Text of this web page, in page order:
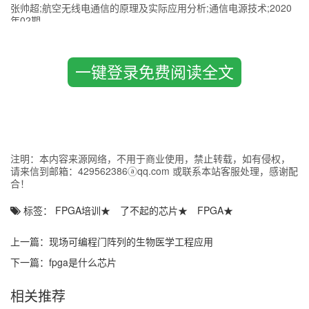
张帅超;航空无线电通信的原理及实际应用分析;通信电源技术;2020
年02期
曹岩;无线电通信发展与创新分析;中国新通信;2018年21期
张沧庆;赵文明;康自明;微波无线电通信与特性计算的测量分析;通讯
11
刘佩奇;王培元;郝国斌;提高短波无线电通信质量的方法;黑龙江科技
曾晨英;红军无线电通信队在江西宁都小布诞生;党史文苑;2007年11
期
无线电通信;电子科技文摘;2000年10期
一键登录免费阅读全文
注明：本内容来源网络，不用于商业使用，禁止转载，如有侵权，
请来信到邮箱：429562386ⓐqq.com 或联系本站客服处理，感谢配
合！
标签： FPGA培训★ 了不起的芯片★ FPGA★
上一篇： 现场可编程门阵列的生物医学工程应用
下一篇： fpga是什么芯片
相关推荐